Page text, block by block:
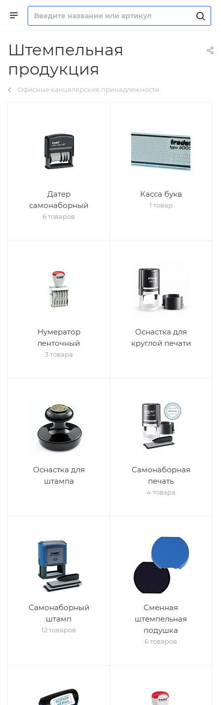
Штемпельная
продукция
Офисные канцелярские принадлежности
Датер
самонаборный
6 товаров
Касса букв
1 товар
Нумератор
ленточный
3 товара
Оснастка для
круглой печати
Оснастка для
штампа
Самонаборная
печать
4 товара
Самонаборный
штамп
12 товаров
Сменная
штемпельная
подушка
6 товаров